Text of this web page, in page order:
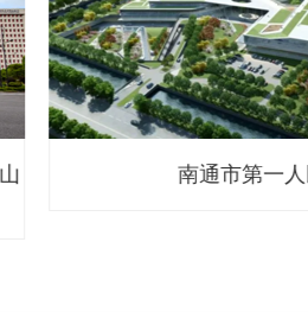
南通市第一人民医院